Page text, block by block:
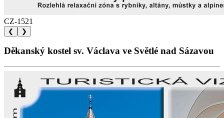
CZ-1521
❮ ❯
Děkanský kostel sv. Václava ve Světlé nad Sázavou